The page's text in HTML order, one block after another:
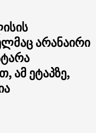
არანაირი
ამ ეტაპზე,